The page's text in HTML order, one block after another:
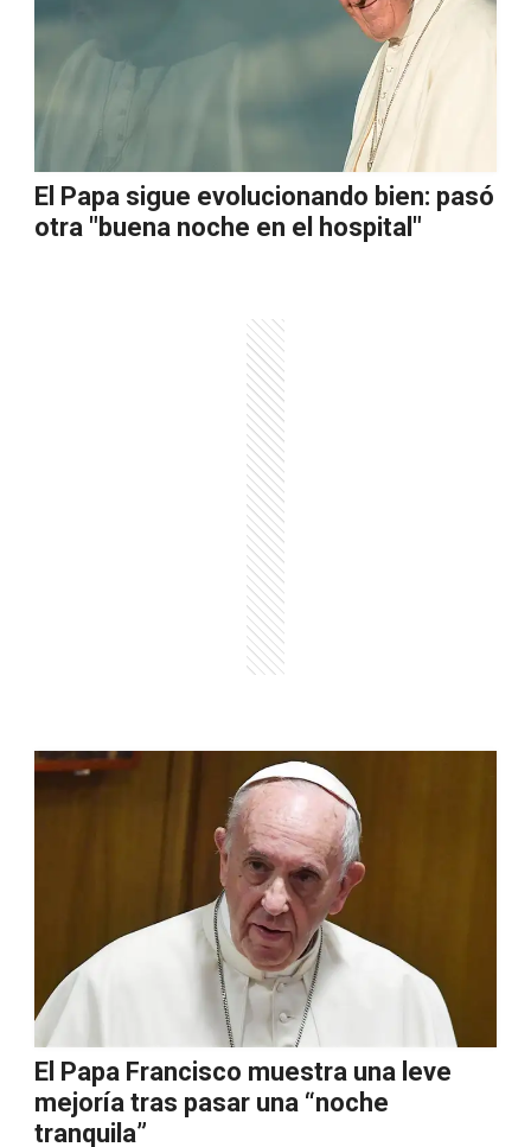
El Papa sigue evolucionando bien: pasó
otra "buena noche en el hospital"
El Papa Francisco muestra una leve
mejoría tras pasar una “noche
tranquila”